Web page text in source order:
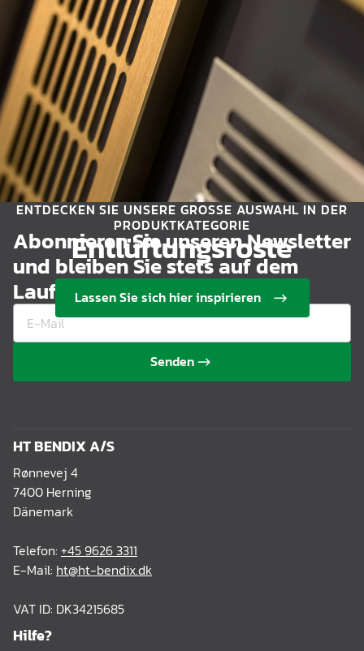
ENTDECKEN SIE UNSERE GROSSE AUSWAHL IN DER P
RODUKTKATEGORIE
Entlüftungsroste
Lassen Sie sich hier inspirieren
Abonnieren Sie unseren Newsletter
und bleiben Sie stets auf dem
Laufenden
Senden
HT BENDIX A/S
Rønnevej 4
7400 Herning
Dänemark
Telefon: +45 9626 3311
E-Mail: ht@ht-bendix.dk
VAT ID: DK34215685
Hilfe?